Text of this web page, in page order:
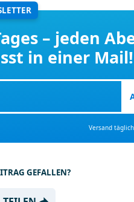
– jeden
in einer Mail!
Versand
GEFALLEN?